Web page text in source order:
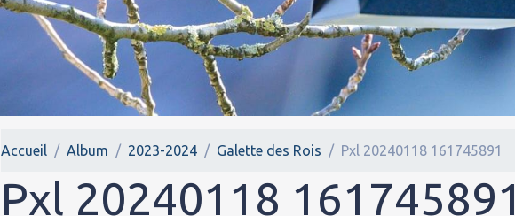
Accueil Album 2023-2024 Galette des Rois Pxl 20240118 161745891
Pxl 20240118 161745891